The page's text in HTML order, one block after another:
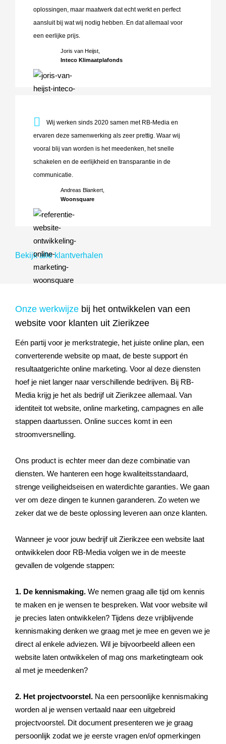
Joris van Heijst,
Inteco Klimaatplafonds
oplossingen, maar maatwerk dat echt werkt en perfect
aansluit bij wat wij nodig hebben. En dat allemaal voor
een eerlijke prijs.
Andreas Blankert,
Woonsquare
Wij werken sinds 2020 samen met RB-Media en
ervaren deze samenwerking als zeer prettig. Waar wij
vooral blij van worden is het meedenken, het snelle
schakelen en de eerlijkheid en transparantie in de
communicatie.
Wij werken sinds 2020 samen met RB-Media en ervaren
Bekijk alle klantverhalen
Onze werkwijze bij het ontwikkelen van een
website voor klanten uit Zierikzee
Eén partij voor je merkstrategie, het juiste online plan, een
converterende website op maat, de beste support én
resultaatgerichte online marketing. Voor al deze diensten
hoef je niet langer naar verschillende bedrijven. Bij RB-
Media krijg je het als bedrijf uit Zierikzee allemaal. Van
identiteit tot website, online marketing, campagnes en alle
stappen daartussen. Online succes komt in een
stroomversnelling.
Ons product is echter meer dan deze combinatie van
diensten. We hanteren een hoge kwaliteitsstandaard,
strenge veiligheidseisen en waterdichte garanties. We gaan
ver om deze dingen te kunnen garanderen. Zo weten we
zeker dat we de beste oplossing leveren aan onze klanten.
Wanneer je voor jouw bedrijf uit Zierikzee een website laat
ontwikkelen door RB-Media volgen we in de meeste
gevallen de volgende stappen:
1. De kennismaking. We nemen graag alle tijd om kennis
te maken en je wensen te bespreken. Wat voor website wil
je precies laten ontwikkelen? Tijdens deze vrijblijvende
kennismaking denken we graag met je mee en geven we je
direct al enkele adviezen. Wil je bijvoorbeeld alleen een
website laten ontwikkelen of mag ons marketingteam ook
al met je meedenken?
2. Het projectvoorstel. Na een persoonlijke kennismaking
worden al je wensen vertaald naar een uitgebreid
projectvoorstel. Dit document presenteren we je graag
persoonlijk zodat we je eerste vragen en/of opmerkingen